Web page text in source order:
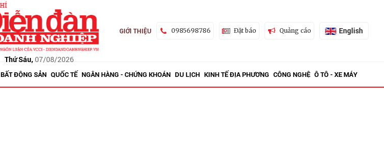
Thứ Sáu, 07/08/2026
GIỚI THIỆU 0985698786 Đặt báo Quảng cáo English
BẤT ĐỘNG SẢN QUỐC TẾ NGÂN HÀNG - CHỨNG KHOÁN DU LỊCH KINH TẾ ĐỊA PHƯƠNG CÔNG NGHỆ Ô TÔ - XE MÁY